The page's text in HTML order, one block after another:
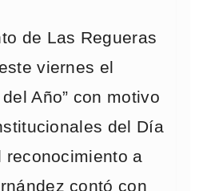
de Las Regueras
viernes el
Año” con motivo
del Día
reconocimiento a
contó con